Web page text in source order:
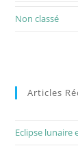
Non classé
Articles
Eclipse lunaire